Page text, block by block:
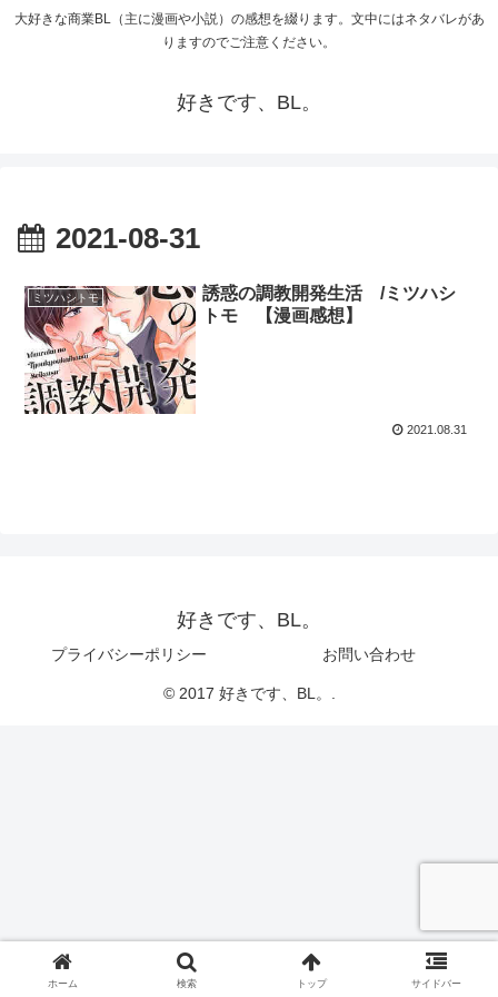
大好きな商業BL（主に漫画や小説）の感想を綴ります。文中にはネタバレがあ
りますのでご注意ください。
好きです、BL。
2021-08-31
ミツハシトモ
誘惑の調教開発生活 /ミツハシ
トモ 【漫画感想】
2021.08.31
好きです、BL。
プライバシーポリシー お問い合わせ
© 2017 好きです、BL。.
ホーム 検索 トップ サイドバー